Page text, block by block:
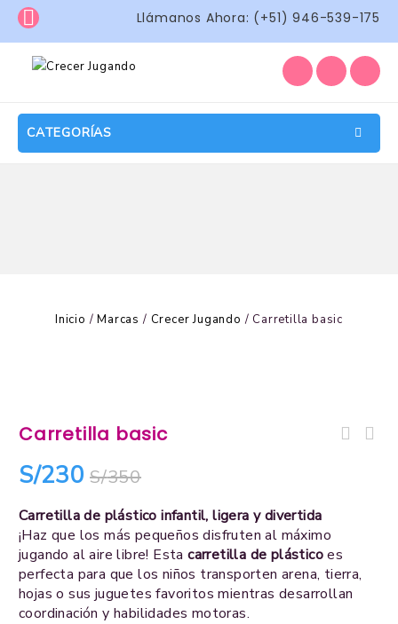
Llámanos Ahora: (+51) 946-539-175
CATEGORÍAS
Inicio /Marcas / Crecer Jugando / Carretilla basic
Carretilla basic
S/350
S/230
Carretilla de plástico infantil, ligera y divertida
¡Haz que los más pequeños disfruten al máximo
jugando al aire libre! Estacarretilla de plásticoes
perfecta para que los niños transporten arena, tierra,
hojas o sus juguetes favoritos mientras desarrollan
coordinación y habilidades motoras.